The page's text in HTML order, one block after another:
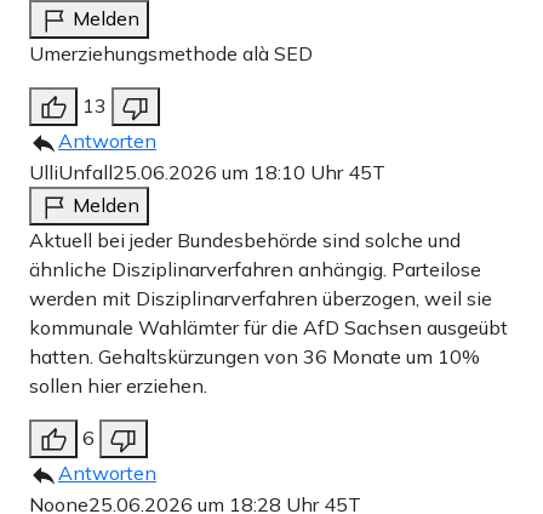
Melden
Umerziehungsmethode alà SED
13
Antworten
UlliUnfall25.06.2026 um 18:10 Uhr 45T
Melden
Aktuell bei jeder Bundesbehörde sind solche und
ähnliche Disziplinarverfahren anhängig. Parteilose
werden mit Disziplinarverfahren überzogen, weil sie
kommunale Wahlämter für die AfD Sachsen ausgeübt
hatten. Gehaltskürzungen von 36 Monate um 10%
sollen hier erziehen.
6
Antworten
Noone25.06.2026 um 18:28 Uhr 45T